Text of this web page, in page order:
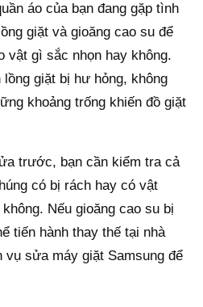
áo của bạn đang gặp tình
giặt và gioăng cao su để
vật gì sắc nhọn hay không.
giặt bị hư hỏng, không
khoảng trống khiến đồ giặt
trước, bạn cần kiểm tra cả
có bị rách hay có vật
Nếu gioăng cao su bị
tiến hành thay thế tại nhà
vụ sửa máy giặt Samsung để